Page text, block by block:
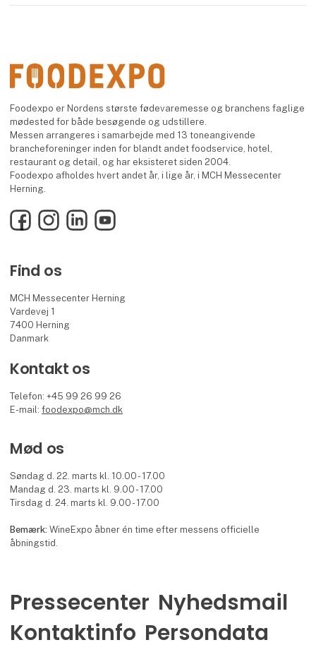
Foodexpo er Nordens største fødevaremesse og branchens faglige
mødested for både besøgende og udstillere.
Messen arrangeres i samarbejde med 13 toneangivende
brancheforeninger inden for blandt andet foodservice, hotel,
restaurant og detail, og har eksisteret siden 2004.
Foodexpo afholdes hvert andet år, i lige år, i MCH Messecenter
Herning.
FacebookInstagramLinkedInYouTube
Find os
MCH Messecenter Herning
Vardevej 1
7400 Herning
Danmark
Kontakt os
Telefon: +45 99 26 99 26
E-mail:foodexpo@mch.dk
Mød os
Søndag d. 22. marts kl. 10.00 - 17.00
Mandag d. 23. marts kl. 9.00 - 17.00
Tirsdag d. 24. marts kl. 9.00 - 17.00
Bemærk:WineExpo åbner én time efter messens officielle
åbningstid.
Pressecenter Nyhedsmail
Kontaktinfo Persondata